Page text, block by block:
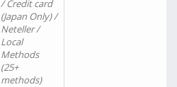
/ Credit card
(Japan Only) /
Neteller /
Local
Methods
(25+
methods)